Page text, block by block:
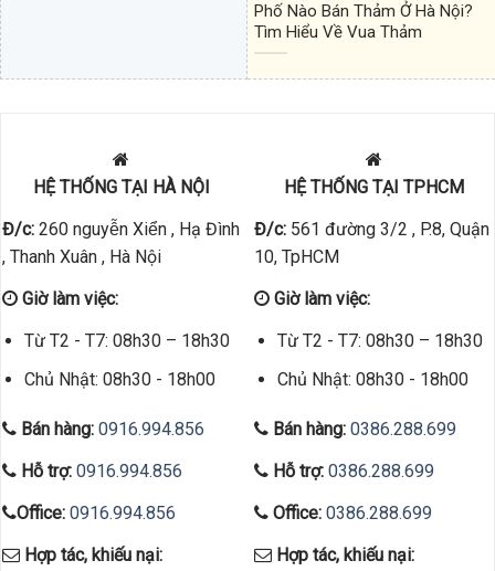
Phố Nào Bán Thảm Ở Hà Nội?
Tìm Hiểu Về Vua Thảm
HỆ THỐNG TẠI HÀ NỘI
Đ/c:260 nguyễn Xiển , Hạ Đình
, Thanh Xuân , Hà Nội
Giờ làm việc:
Từ T2 - T7: 08h30 – 18h30
Chủ Nhật: 08h30 - 18h00
Bán hàng: 0916.994.856
Hỗ trợ: 0916.994.856
Office: 0916.994.856
Hợp tác, khiếu nại:
HỆ THỐNG TẠI TPHCM
Đ/c:561 đường 3/2 , P.8, Quận
10, TpHCM
Giờ làm việc:
Từ T2 - T7: 08h30 – 18h30
Chủ Nhật: 08h30 - 18h00
Bán hàng: 0386.288.699
Hỗ trợ: 0386.288.699
Office: 0386.288.699
Hợp tác, khiếu nại: